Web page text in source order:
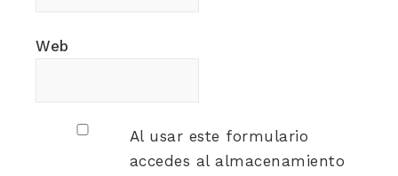
Web
Al usar este formulario
accedes al almacenamiento